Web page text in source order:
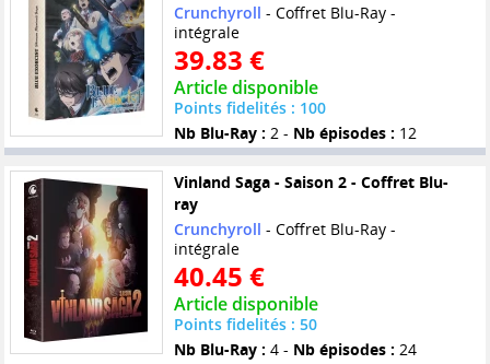
Crunchyroll - Coffret Blu-Ray -
intégrale
39.83 €
Article disponible
Points fidelités : 100
Nb Blu-Ray : 2 - Nb épisodes : 12
Vinland Saga - Saison 2 - Coffret Blu-
ray
Crunchyroll - Coffret Blu-Ray -
intégrale
40.45 €
Article disponible
Points fidelités : 50
Nb Blu-Ray : 4 - Nb épisodes : 24